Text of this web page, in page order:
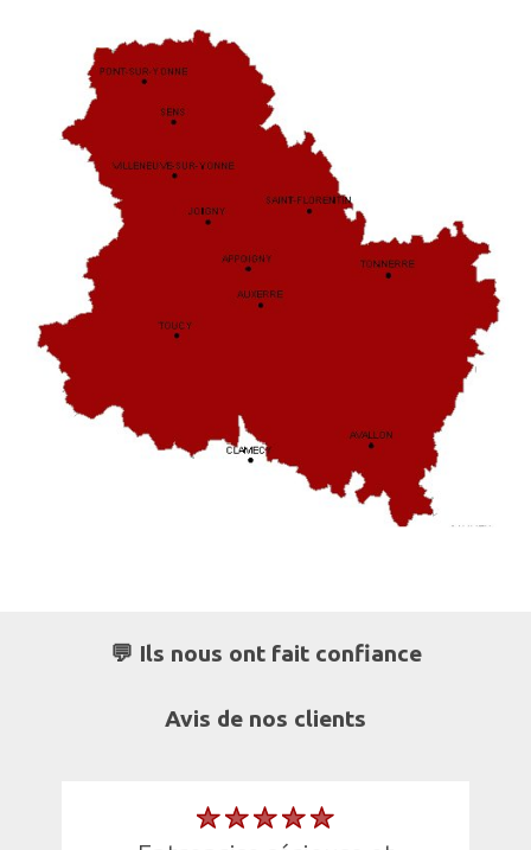
💬 Ils nous ont fait confiance
Avis de nos clients